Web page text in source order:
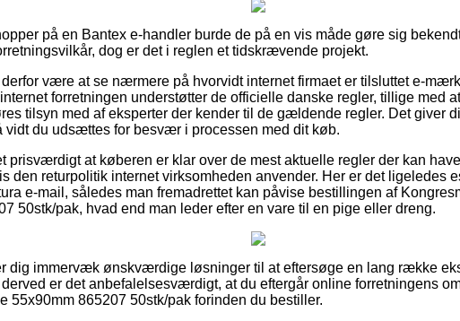
på en Bantex e-handler burde de på en vis måde gøre sig
dog er det i reglen et tidskrævende projekt.
være at se nærmere på hvorvidt internet firmaet er tilsluttet e-
forretningen understøtter de officielle danske regler, tillige med
tilsyn med af eksperter der kender til de gældende regler. Det giver
vidt du udsættes for besvær i processen med dit køb.
prisværdigt at køberen er klar over de mest aktuelle regler der kan
den returpolitik internet virksomheden anvender. Her er det ligeledes
e-mail, således man fremadrettet kan påvise bestillingen af
50stk/pak, hvad end man leder efter en vare til en pige eller dreng.
dig immervæk ønskværdige løsninger til at eftersøge en lang række
er det anbefalelsesværdigt, at du eftergår online forretningens
55x90mm 865207 50stk/pak forinden du bestiller.